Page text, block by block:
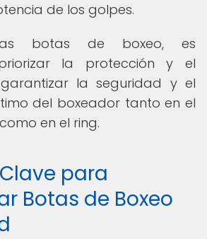
de los golpes.
botas de boxeo, es
la protección y el
la seguridad y el
del boxeador tanto en el
en el ring.
para
Botas de Boxeo